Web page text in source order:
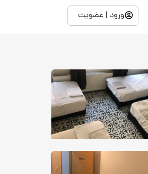
ورود | عضویت